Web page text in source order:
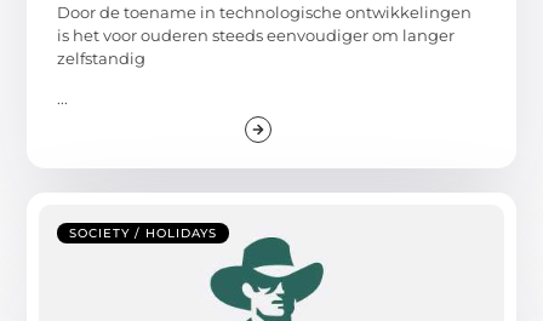
Door de toename in technologische ontwikkelingen
is het voor ouderen steeds eenvoudiger om langer
zelfstandig
...
SOCIETY / HOLIDAYS